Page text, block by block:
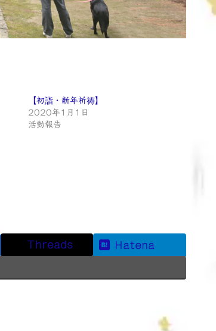
【初詣・新年祈祷】
2020年1月1日
活動報告
Threads Hatena